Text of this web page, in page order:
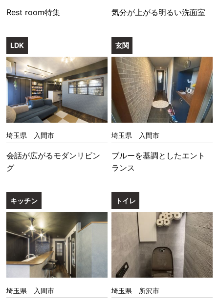
Rest room特集 気分が上がる明るい洗面室
LDK
埼玉県 入間市
会話が広がるモダンリビン
グ
玄関
埼玉県 入間市
ブルーを基調としたエント
ランス
キッチン
埼玉県 入間市
トイレ
埼玉県 所沢市